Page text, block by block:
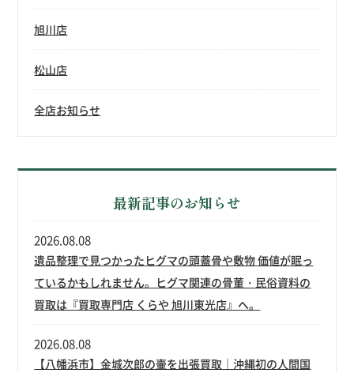
旭川店
松山店
全店お知らせ
最新記事のお知らせ
遺品整理で見つかったヒグマの頭蓋骨や敷物 価値が眠っ
ているかもしれません。ヒグマ関連の骨董・民俗資料の
買取は『買取専門店 くらや 旭川東光店』へ。
2026.08.08
【八幡浜市】金城次郎の壷を出張買取｜沖縄初の人間国
2026.08.08